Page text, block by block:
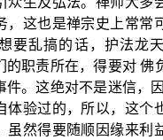
，这也是禅宗史上常常
要乱搞的话，护法龙
的职责所在，得要对 佛
件。这绝对不是迷信，
体验过的，所以，这个
虽然得要随顺因缘来利